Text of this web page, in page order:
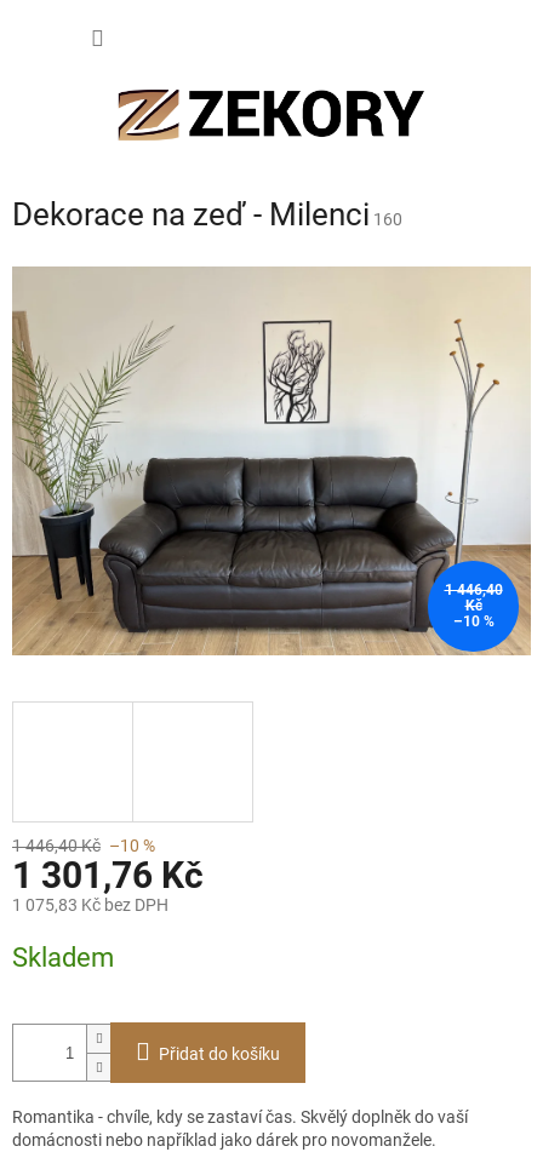
Dekorace na zeď - Milenci 160
1 446,40
Kč
–10 %
1 446,40 Kč –10 %
1 301,76 Kč
1 075,83 Kč bez DPH
cena:
Skladem
Přidat do košíku
Romantika - chvíle, kdy se zastaví čas. Skvělý doplněk do vaší
domácnosti nebo například jako dárek pro novomanžele.